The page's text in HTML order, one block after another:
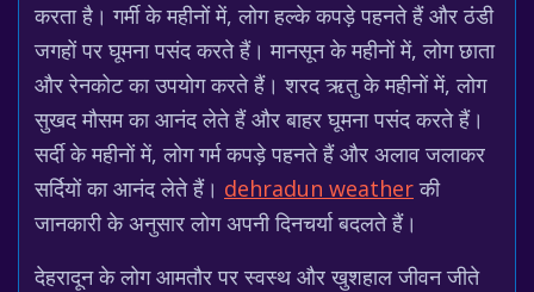
करता है। गर्मी के महीनों में, लोग हल्के कपड़े पहनते हैं और ठंडी
जगहों पर घूमना पसंद करते हैं। मानसून के महीनों में, लोग छाता
और रेनकोट का उपयोग करते हैं। शरद ऋतु के महीनों में, लोग
सुखद मौसम का आनंद लेते हैं और बाहर घूमना पसंद करते हैं।
सर्दी के महीनों में, लोग गर्म कपड़े पहनते हैं और अलाव जलाकर
सर्दियों का आनंद लेते हैं। dehradun weatherकी
जानकारी के अनुसार लोग अपनी दिनचर्या बदलते हैं।
देहरादून के लोग आमतौर पर स्वस्थ और खुशहाल जीवन जीते